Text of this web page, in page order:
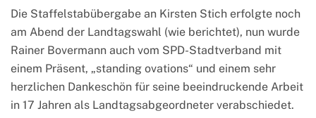
Die Staffelstabübergabe an Kirsten Stich erfolgte noch
am Abend der Landtagswahl (wie berichtet), nun wurde
Rainer Bovermann auch vom SPD-Stadtverband mit
einem Präsent, „standing ovations“ und einem sehr
herzlichen Dankeschön für seine beeindruckende Arbeit
in 17 Jahren als Landtagsabgeordneter verabschiedet.